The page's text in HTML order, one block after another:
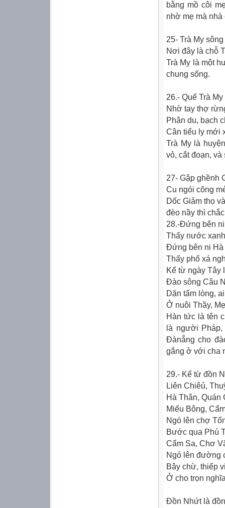
bằng mồ côi
nhờ mẹ mà nhà
25- Trà My
Nơi đây là chỗ
Trà My là một
chung sống.
26.- Quế Trà
Nhờ tay thợ
Phân du, bạch
Cân tiểu ly mới
Trà My là
vỏ, cắt đoạn,
27- Gập ghềnh
Cu ngói cõng
Dốc Giảm thọ
đèo nầy thì
28.-Ðứng bên
Thấy nước
Ðứng bên ni Hà
Thấy phố xá
Kể từ ngày Tây
Ðào sông Câu
Dặn tấm lòng,
Ở nuôi Thầy,
Hàn tức là tên
là người
Ðànẵng cho
gắng ở với cha
29.- Kể từ đồn
Liên Chiêủ,
Hà Thân, Quán
Miếu Bông,
Ngó lên chợ
Bước qua Phú
Cẩm Sa, Chơ
Ngó lên đường
Bây chừ, thiếp
Ở cho trọn
Ðồn Nhứt là